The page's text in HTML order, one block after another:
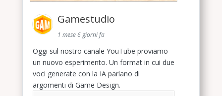
Gamestudio
1 mese 6 giorni fa
Oggi sul nostro canale YouTube proviamo
un nuovo esperimento. Un format in cui due
voci generate con la IA parlano di
argomenti di Game Design.